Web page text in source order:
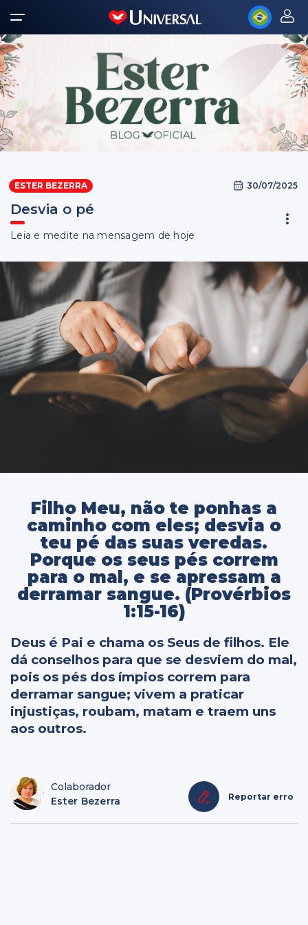
ESTER BEZERRA 30/07/2025
Desvia o pé
Leia e medite na mensagem de hoje
Filho Meu, não te ponhas a
caminho com eles; desvia o
teu pé das suas veredas.
Porque os seus pés correm
para o mal, e se apressam a
derramar sangue. (Provérbios
1:15-16)
Deus é Pai e chama os Seus de filhos. Ele
dá conselhos para que se desviem do mal,
pois os pés dos ímpios correm para
derramar sangue; vivem a praticar
injustiças, roubam, matam e traem uns
aos outros.
Colaborador
Ester Bezerra
Reportar erro